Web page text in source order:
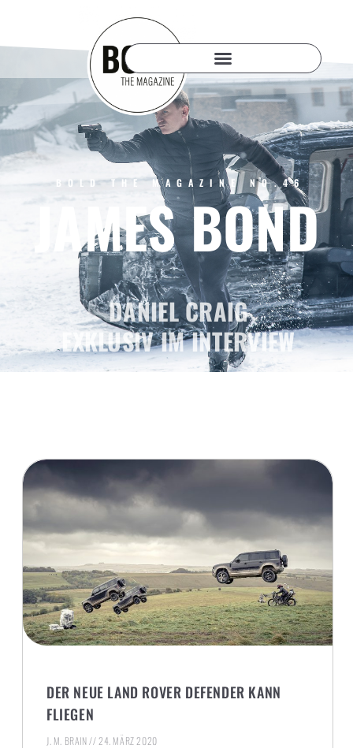
BOLD THE MAGAZINE NO.46
JAMES BOND
DANIEL CRAIG
EXKLUSIV IM INTERVIEW
DER NEUE LAND ROVER DEFENDER KANN
FLIEGEN
J. M. BRAIN 24. MÄRZ 2020